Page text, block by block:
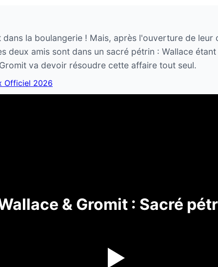
la boulangerie ! Mais, après l'ouverture de
deux amis sont dans un sacré pétrin : Wallace
va devoir résoudre cette affaire tout seul.
Officiel 2026
& Gromit : Sacré